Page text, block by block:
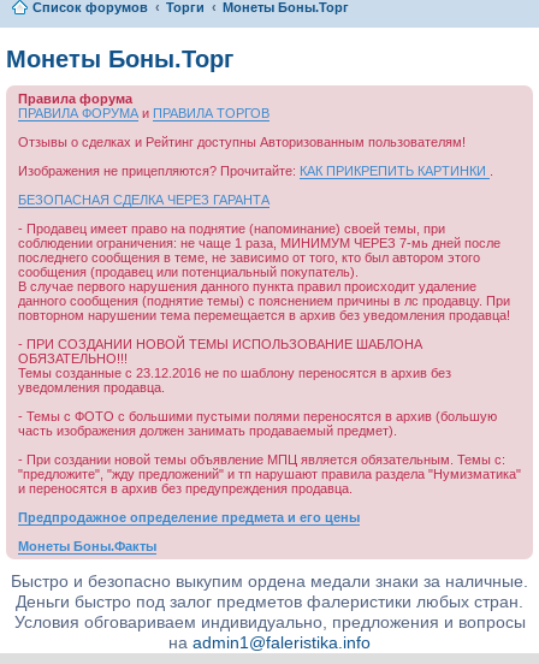
Список форумов Торги Монеты Боны.Торг
Монеты Боны.Торг
Правила форума
ПРАВИЛА ФОРУМА и ПРАВИЛА ТОРГОВ
Отзывы о сделках и Рейтинг доступны Авторизованным пользователям!
Изображения не прицепляются? Прочитайте: КАК ПРИКРЕПИТЬ КАРТИНКИ
БЕЗОПАСНАЯ СДЕЛКА ЧЕРЕЗ ГАРАНТА
- Продавец имеет право на поднятие (напоминание) своей темы, при
соблюдении ограничения: не чаще 1 раза, МИНИМУМ ЧЕРЕЗ 7-мь дней после
последнего сообщения в теме, не зависимо от того, кто был автором этого
сообщения (продавец или потенциальный покупатель).
В случае первого нарушения данного пункта правил происходит удаление
данного сообщения (поднятие темы) с пояснением причины в лс продавцу. При
повторном нарушении тема перемещается в архив без уведомления продавца!
- ПРИ СОЗДАНИИ НОВОЙ ТЕМЫ ИСПОЛЬЗОВАНИЕ ШАБЛОНА
ОБЯЗАТЕЛЬНО!!!
Темы созданные с 23.12.2016 не по шаблону переносятся в архив без
уведомления продавца.
- Темы с ФОТО с большими пустыми полями переносятся в архив (большую
часть изображения должен занимать продаваемый предмет).
- При создании новой темы объявление МПЦ является обязательным. Темы с:
"предложите", "жду предложений" и тп нарушают правила раздела "Нумизматика"
и переносятся в архив без предупреждения продавца.
Предпродажное определение предмета и его цены
Монеты Боны.Факты
Быстро и безопасно выкупим ордена медали знаки за наличные.
Деньги быстро под залог предметов фалеристики любых стран.
Условия обговариваем индивидуально, предложения и вопросы
на admin1@faleristika.info